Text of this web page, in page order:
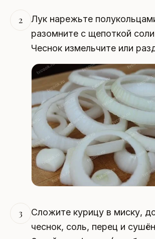
2
Лук нарежьте
разомните с щепоткой
Чеснок измельчите или
3
Сложите курицу в миску,
чеснок, соль, перец и